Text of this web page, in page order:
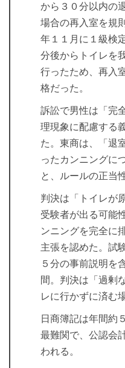
から３０分以内の
場合の再入室を規
年１１月に１級検
分後からトイレを
行ったため、再入
格だった。
訴訟で男性は「完
理現象に配慮する
た。東商は、「退
ったカンニングに
と、ルールの正当
判決は「トイレが
受験者が出る可能
ンニングを完全に
主張を認めた。試
５分の事前説明を
間。判決は「過剰
レに行かずに済む
日商簿記は年間約
最難関で、公認会
われる。